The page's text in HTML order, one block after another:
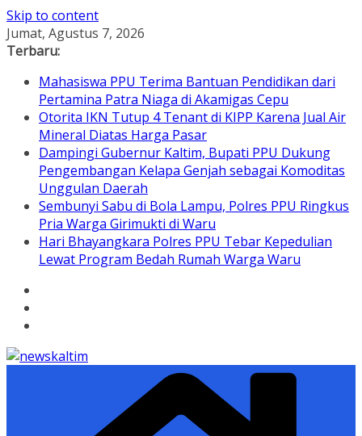
Skip to content
Jumat, Agustus 7, 2026
Terbaru:
Mahasiswa PPU Terima Bantuan Pendidikan dari
Pertamina Patra Niaga di Akamigas Cepu
Otorita IKN Tutup 4 Tenant di KIPP Karena Jual Air
Mineral Diatas Harga Pasar
Dampingi Gubernur Kaltim, Bupati PPU Dukung
Pengembangan Kelapa Genjah sebagai Komoditas
Unggulan Daerah
Sembunyi Sabu di Bola Lampu, Polres PPU Ringkus
Pria Warga Girimukti di Waru
Hari Bhayangkara Polres PPU Tebar Kepedulian
Lewat Program Bedah Rumah Warga Waru